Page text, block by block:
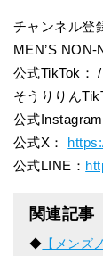
チャンネル登
MEN’S
公式TikTok：
そうりりん
公式
公式X：
公式LINE：
関連記事
◆ 【メンズ